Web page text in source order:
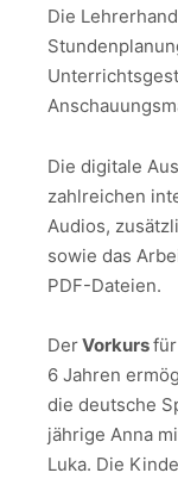
Die
Die digitale
zahlreichen
Audios,
sowie das
PDF-Dateien.
DerVorkurs
6 Jahren
die deutsche
jährige Anna
Luka. Die